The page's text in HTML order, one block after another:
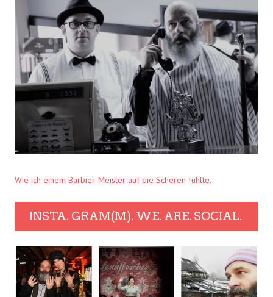
Wie ich einem Barbier-Meister auf die Scheren fühlte.
INSTA. GRAM(M). WE. ARE. SOCIAL.